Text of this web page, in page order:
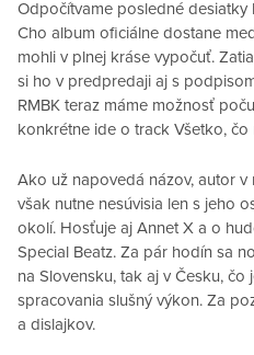
on
Odpočítvame posledné
Cho album oficiálne dostane
mohli v plnej kráse vypočuť.
si ho v predpredaji aj s
RMBK teraz máme možnosť
konkrétne ide o track Všetko, čo
Ako už napovedá názov, autor
však nutne nesúvisia len s jeho
okolí. Hosťuje aj Annet X a o
Special Beatz. Za pár hodín sa
na Slovensku, tak aj v Česku, čo
spracovania slušný výkon. Za
a dislajkov.